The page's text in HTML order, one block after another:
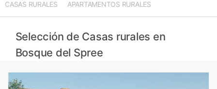
CASAS RURALES APARTAMENTOS RURALES
Selección de Casas rurales en
Bosque del Spree